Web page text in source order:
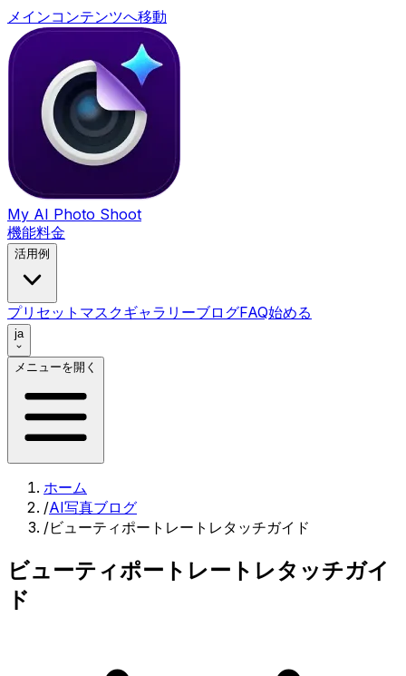
メインコンテンツへ移動
My AI Photo Shoot
機能料金
活用例
プリセット マスクギャラリーブログFAQ始める
ja
メニューを開く
ホーム
/AI写真ブログ
/ビューティポートレートレタッチガイド
ビューティポートレートレタッチガイ
ド